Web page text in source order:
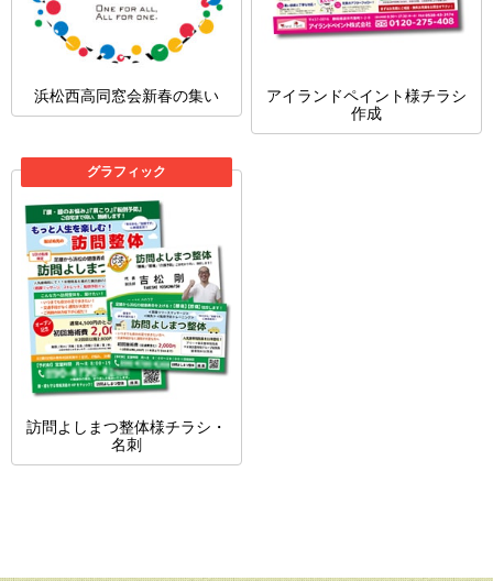
浜松西高同窓会新春の集い
アイランドペイント様チラシ
作成
グラフィック
訪問よしまつ整体様チラシ・
名刺